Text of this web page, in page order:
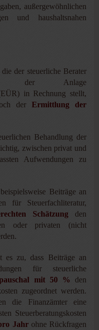
außergewöhnlichen
und haushaltsnahen
der steuerliche Berater
der Anlage
in Rechnung stellt,
derErmittlung der
Behandlung der
zwischen privat und
Aufwendungen zu
Beiträge an
für Steuerfachliteratur,
Schätzung den
oder privaten (nicht
es zu, dass Beiträge an
für steuerliche
mit 50 % den
zugeordnet werden.
die Finanzämter eine
Steuerberatungskosten
Jahrohne Rückfragen